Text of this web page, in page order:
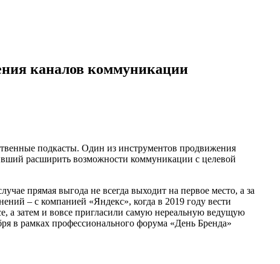
каналов коммуникации
подкасты. Один из инструментов продвижения
расширить возможности коммуникации с целевой
прямая выгода не всегда выходит на первое место, а за
– с компанией «Яндекс», когда в 2019 году вести
а затем и вовсе пригласили самую нереальную ведущую
в рамках профессионального форума «День Бренда»